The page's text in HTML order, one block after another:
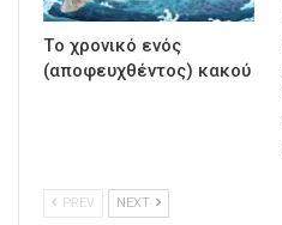
Τo χρονικό ενός
(αποφευχθέντος) κακού
PREV NEXT